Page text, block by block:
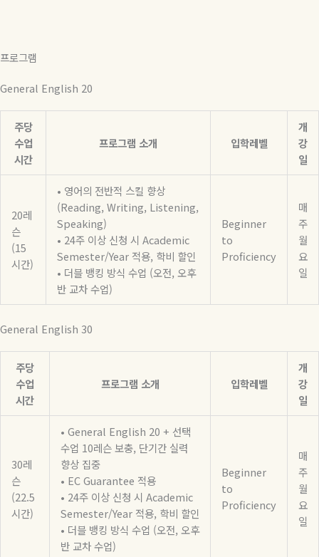
프로그램
General English 20
주당
수업
시간
프로그램 소개 입학레벨
개
강
일
20레
슨
(15
시간)
• 영어의 전반적 스킬 향상
(Reading, Writing, Listening,
Speaking)
• 24주 이상 신청 시 Academic
Semester/Year 적용, 학비 할인
• 더블 뱅킹 방식 수업 (오전, 오후
반 교차 수업)
Beginner
to
Proficiency
매
주
월
요
일
General English 30
주당
수업
시간
프로그램 소개 입학레벨
개
강
일
30레
슨
(22.5
시간)
• General English 20 + 선택
수업 10레슨 보충, 단기간 실력
향상 집중
• EC Guarantee 적용
• 24주 이상 신청 시 Academic
Semester/Year 적용, 학비 할인
• 더블 뱅킹 방식 수업 (오전, 오후
반 교차 수업)
Beginner
to
Proficiency
매
주
월
요
일